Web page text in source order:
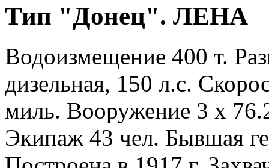
Тип "Донец". ЛЕНА
Водоизмещение 400 т.
дизельная, 150 л.с.
миль. Вооружение 3 х
Экипаж 43 чел. Бывшая